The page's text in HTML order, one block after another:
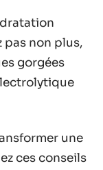
pas non plus,
gorgées
une
ces conseils